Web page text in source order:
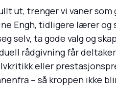
ut, trenger vi vaner
Engh, tidligere lærer
selv, ta gode valg og
rådgivning får
eller
– så kroppen ikke